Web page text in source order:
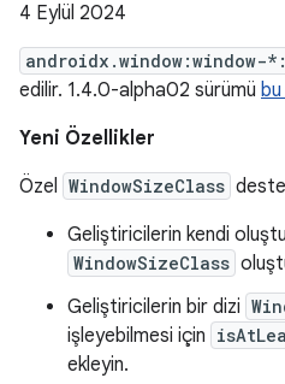
4 Eylül 2024
androidx.window:window-
edilir. 1.4.0-alpha02 sürümü
Yeni Özellikler
Özel WindowSizeClass
Geliştiricilerin kendi
WindowSizeClass
Geliştiricilerin bir dizi
işleyebilmesi için
ekleyin.